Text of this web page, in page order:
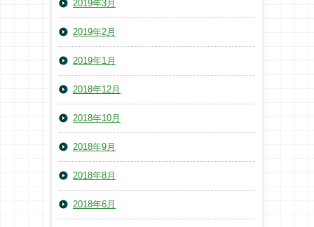
2019年3月
2019年2月
2019年1月
2018年12月
2018年10月
2018年9月
2018年8月
2018年6月